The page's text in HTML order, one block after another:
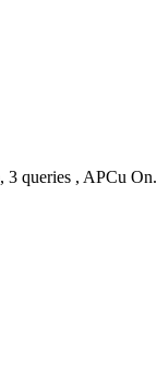
3 queries , APCu On.